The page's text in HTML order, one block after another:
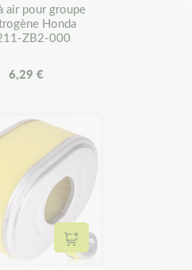
air pour groupe
Honda
ZB2-000
6,29 €
Ajouter au panier